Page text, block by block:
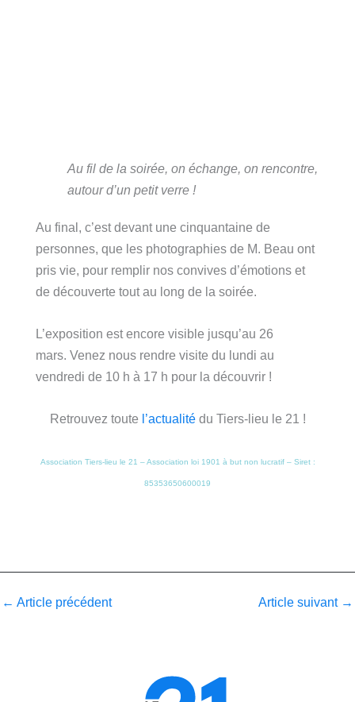
Au fil de la soirée, on échange, on rencontre,
autour d’un petit verre !
Au final, c’est devant une cinquantaine de
personnes, que les photographies de M. Beau ont
pris vie, pour remplir nos convives d’émotions et
de découverte tout au long de la soirée.
L’exposition est encore visible jusqu’au 26
mars. Venez nous rendre visite du lundi au
vendredi de 10 h à 17 h pour la découvrir !
Retrouvez toute l’actualitédu Tiers-lieu le 21 !
Association Tiers-lieu le 21 – Association loi 1901 à but non lucratif – Siret :
85353650600019
← Article précédent Article suivant →